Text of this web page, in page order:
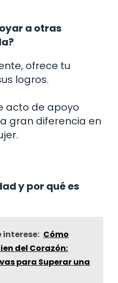
a otras
ofrece tu
logros.
acto de apoyo
gran diferencia en
y por qué es
interese: Cómo
del Corazón:
para Superar una